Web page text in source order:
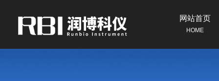
网站首页
HOME